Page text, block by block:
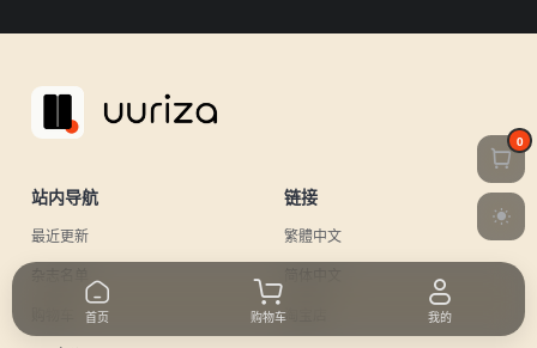
站内导航
最近更新
链接
繁體中文
淘宝店
0
首页 购物车 我的